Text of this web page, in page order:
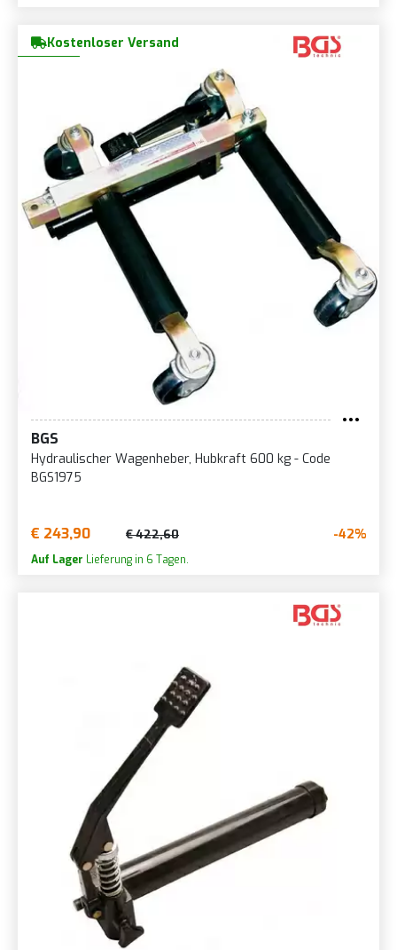
Kostenloser Versand
BGS
Hydraulischer Wagenheber, Hubkraft 600 kg - Code
BGS1975
€ 243,90 € 422,60 -42%
Auf Lager Lieferung in 6 Tagen.